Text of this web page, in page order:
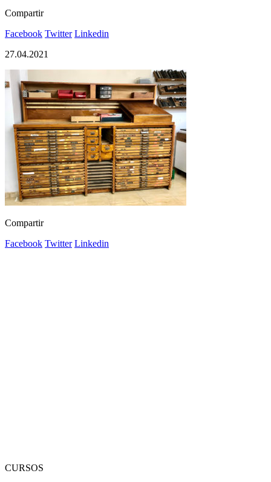
Compartir
Facebook Twitter Linkedin
27.04.2021
Compartir
Facebook Twitter Linkedin
CURSOS